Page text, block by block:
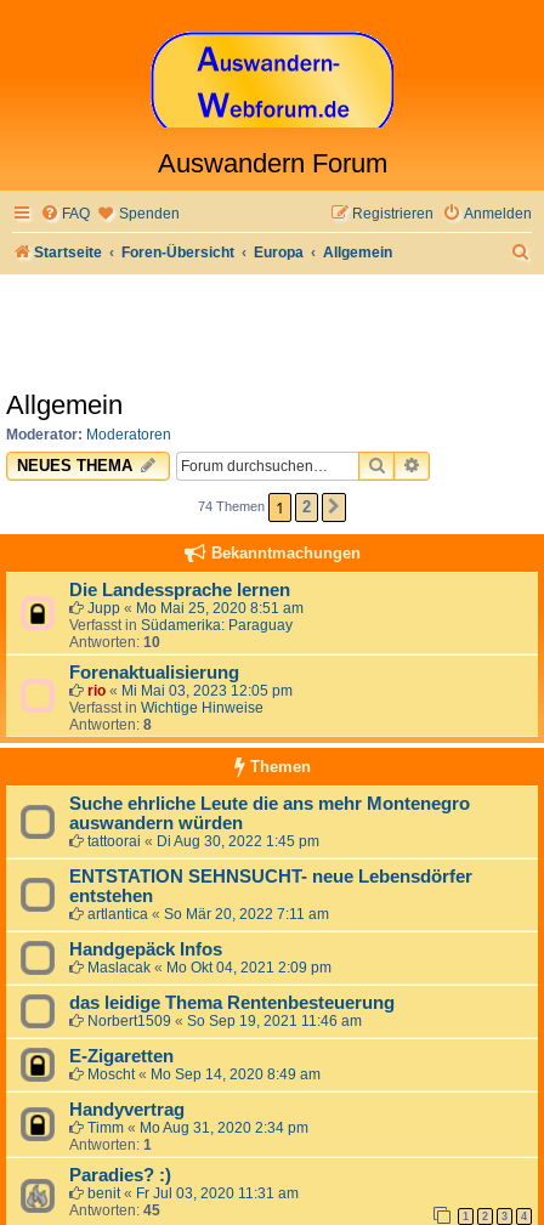
Auswandern Forum
FAQ Spenden Anmelden
Registrieren
Startseite Foren-Übersicht Europa Allgemein
Allgemein
Moderator: Moderatoren
NEUES THEMA SUCHEERWEITERTE
74 Themen 1 2
Bekanntmachungen
Die Landessprache lernen
Jupp « Mo Mai 25, 2020 8:51 am
Verfasst in Südamerika: Paraguay
Antworten: 10
Forenaktualisierung
rio « Mi Mai 03, 2023 12:05 pm
Verfasst in Wichtige Hinweise
Antworten: 8
Themen
Suche ehrliche Leute die ans mehr Montenegro
auswandern würden
tattoorai « Di Aug 30, 2022 1:45 pm
ENTSTATION SEHNSUCHT- neue Lebensdörfer
entstehen
artlantica « So Mär 20, 2022 7:11 am
Handgepäck Infos
Maslacak « Mo Okt 04, 2021 2:09 pm
das leidige Thema Rentenbesteuerung
Norbert1509 « So Sep 19, 2021 11:46 am
E-Zigaretten
Moscht« Mo Sep 14, 2020 8:49 am
Handyvertrag
Timm « Mo Aug 31, 2020 2:34 pm
Antworten: 1
Paradies? :)
benit« Fr Jul 03, 2020 11:31 am
Antworten: 45 1 2 3 4